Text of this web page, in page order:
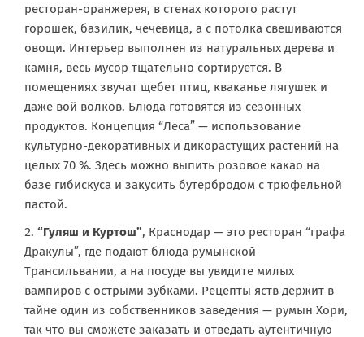
ресторан-оранжерея, в стенах которого растут
горошек, базилик, чечевица, а с потолка свешиваются
овощи. Интерьер выполнен из натуральных дерева и
камня, весь мусор тщательно сортируется. В
помещениях звучат щебет птиц, кваканье лягушек и
даже вой волков. Блюда готовятся из сезонных
продуктов. Концепция “Леса” — использование
культурно-декоративных и дикорастущих растений на
целых 70 %. Здесь можно выпить розовое какао на
базе гибискуса и закусить бутербродом с трюфельной
пастой.
“Гуляш и Куртош”, Краснодар — это ресторан “графа
Дракулы”, где подают блюда румынской
Трансильвании, а на посуде вы увидите милых
вампиров с острыми зубками. Рецепты яств держит в
тайне один из собственников заведения — румын Хори,
так что вы сможете заказать и отведать аутентичную